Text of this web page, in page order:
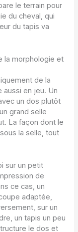
le terrain pour
du cheval, qui
du tapis va
la morphologie et
de la
aussi en jeu. Un
un dos plutôt
grand selle
La façon dont le
la selle, tout
sur un petit
de
ce cas, un
adaptée,
sur un
un tapis un peu
le dos et